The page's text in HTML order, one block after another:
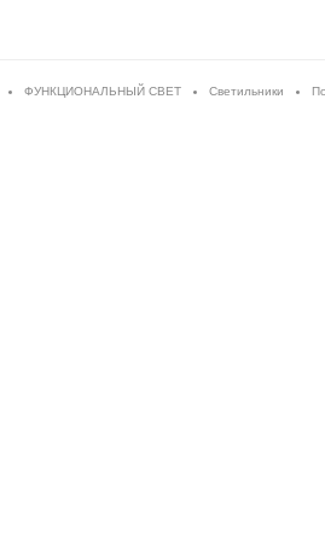
ФУНКЦИОНАЛЬНЫЙ СВЕТ Светильники